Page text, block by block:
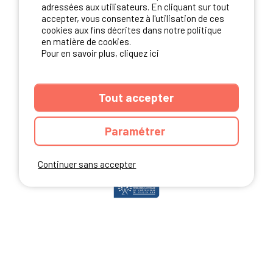
NOS PARTENAIRES
Continuer sans accepter
adressées aux utilisateurs. En cliquant sur tout
accepter, vous consentez à l'utilisation de ces
cookies aux fins décrites dans notre politique
en matière de cookies.
Pour en savoir plus, cliquez ici
Tout accepter
Paramétrer